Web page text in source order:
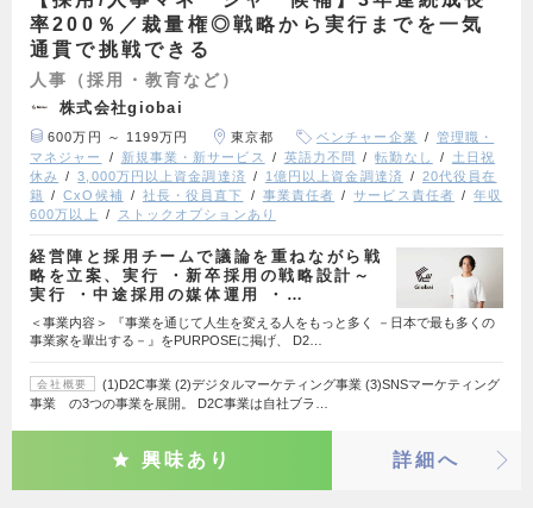
率200％／裁量権◎戦略から実行までを一気
通貫で挑戦できる
人事（採用・教育など）
株式会社giobai
600万円 ～ 1199万円 東京都 ベンチャー企業
管理職・
マネジャー
新規事業・新サービス 英語力不問 転勤なし
土日祝
休み
3,000万円以上資金調達済 1億円以上資金調達済
20代役員在
籍
CxO候補 社長・役員直下 事業責任者 サービス責任者
年収
600万以上
ストックオプションあり
経営陣と採用チームで議論を重ねながら戦
略を立案、実行 ・新卒採用の戦略設計～
実行 ・中途採用の媒体運用 ・…
＜事業内容＞ 『事業を通じて人生を変える人をもっと多く －日本で最も多くの
事業家を輩出する－』をPURPOSEに掲げ、 D2…
会社概要
(1)D2C事業 (2)デジタルマーケティング事業 (3)SNSマーケティング
事業 の3つの事業を展開。 D2C事業は自社ブラ…
興味あり 詳細へ